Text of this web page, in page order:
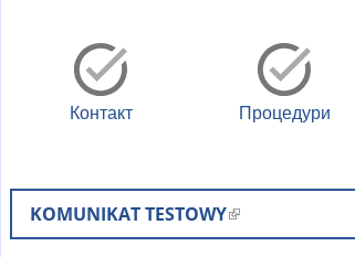
Контакт Процедури
KOMUNIKAT TESTOWY(
l